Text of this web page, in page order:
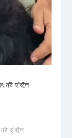
নষ্ট হ’বলৈ
হ'বলৈ